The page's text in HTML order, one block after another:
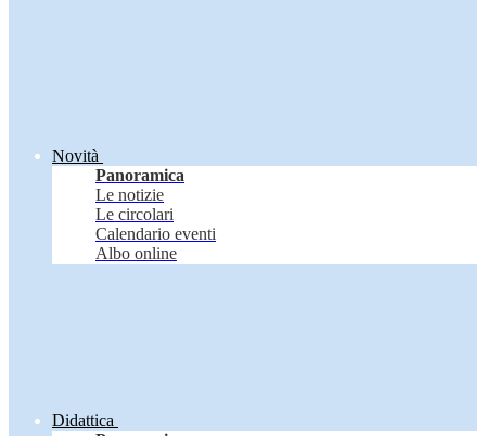
Novità
Panoramica
Le notizie
Le circolari
Calendario eventi
Albo online
Didattica